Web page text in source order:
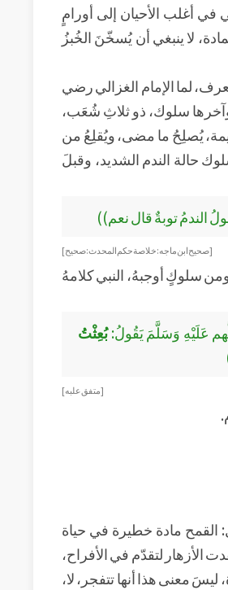
أغلب الأحيان إلى أورامٍ
لا ينبغي أن يُسخّنَ الخُبزُ
لما الإمام الغزالي رضي
وآخرها سلوك، ذو ثلاثِ شُعَب،
يُصلِحُ ما مضى، ويُقلِعُ من
حالة الندم الشديد، وقبلَ
الندمُ توبةٌ قال نعم))
[ صحيح ابن ماجه: خلاصة حكم المحدث : صحيح ]
سلوكٍ أوجبهُ، النبي كلامهُ
عَلَيْهِ وَسَلَّمَ يَقُولُ:بُعِثْتُ
[ متفق علبه ]
القمح مادة خطيرة في حياة
الأزهار لتقدّم في الأفراح،
معنى هذا أنها تتفجر، لا،